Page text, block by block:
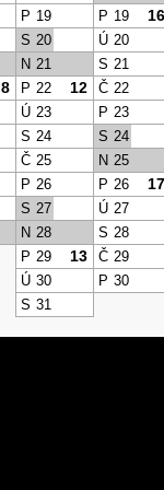
P 19 P 19 16
S 20 Ú 20
N 21 S 21
8 P 22 12 Č 22
Ú 23 P 23
S 24 S 24
Č 25 N 25
P 26 P 26 17
S 27 Ú 27
N 28 S 28
P 29 13 Č 29
Ú 30 P 30
S 31